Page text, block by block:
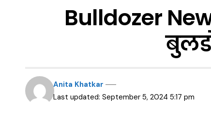
Bulldozer
Last updated: September 5, 2024 5:17 pm
Anita Khatkar